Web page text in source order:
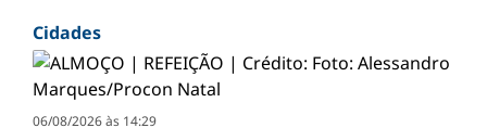
Cidades
06/08/2026 às 14:29